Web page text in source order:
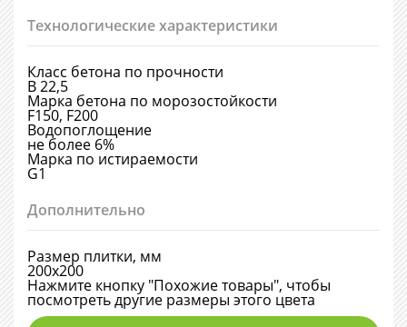
Технологические характеристики
Класс бетона по прочности
В 22,5
Марка бетона по морозостойкости
F150, F200
Водопоглощение
не более 6%
Марка по истираемости
G1
Дополнительно
Размер плитки, мм
200х200
Нажмите кнопку "Похожие товары", чтобы
посмотреть другие размеры этого цвета